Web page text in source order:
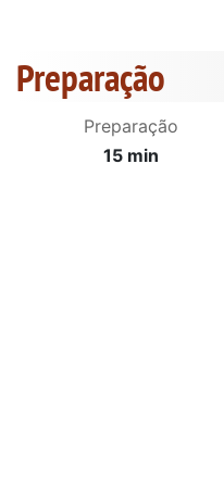
Preparação
Preparação
15 min